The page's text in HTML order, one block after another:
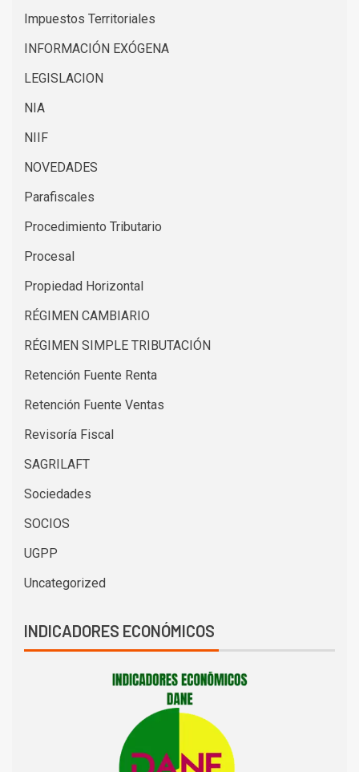
Impuestos Territoriales
INFORMACIÓN EXÓGENA
LEGISLACION
NIA
NIIF
NOVEDADES
Parafiscales
Procedimiento Tributario
Procesal
Propiedad Horizontal
RÉGIMEN CAMBIARIO
RÉGIMEN SIMPLE TRIBUTACIÓN
Retención Fuente Renta
Retención Fuente Ventas
Revisoría Fiscal
SAGRILAFT
Sociedades
SOCIOS
UGPP
Uncategorized
INDICADORES ECONÓMICOS